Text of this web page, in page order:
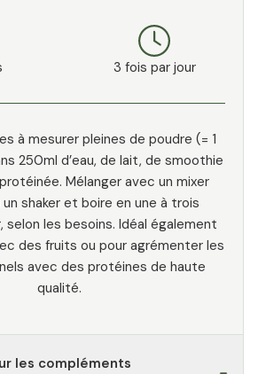
3 fois par jour
à mesurer pleines de poudre (= 1
250ml d’eau, de lait, de smoothie
Mélanger avec un mixer
shaker et boire en une à trois
selon les besoins. Idéal également
des fruits ou pour agrémenter les
avec des protéines de haute
qualité.
les compléments